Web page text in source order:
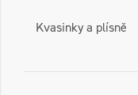
Kvasinky a plísně